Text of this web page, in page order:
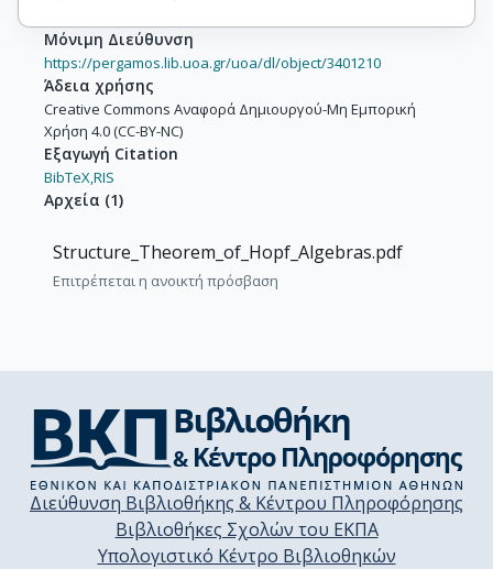
Μόνιμη Διεύθυνση
https://pergamos.lib.uoa.gr/uoa/dl/object/3401210
Άδεια χρήσης
Creative Commons Αναφορά Δημιουργού-Μη Εμπορική
Χρήση 4.0 (CC-BY-NC)
Εξαγωγή Citation
BibTeX,RIS
Αρχεία (1)
Structure_Theorem_of_Hopf_Algebras.pdf
Επιτρέπεται η ανοικτή πρόσβαση
Διεύθυνση Βιβλιοθήκης & Κέντρου Πληροφόρησης
Βιβλιοθήκες Σχολών του ΕΚΠΑ
Υπολογιστικό Κέντρο Βιβλιοθηκών